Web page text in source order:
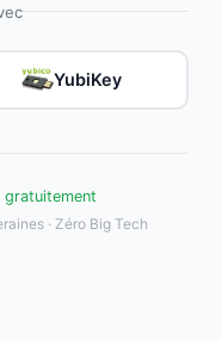
YubiKey
gratuitement
· Zéro Big Tech